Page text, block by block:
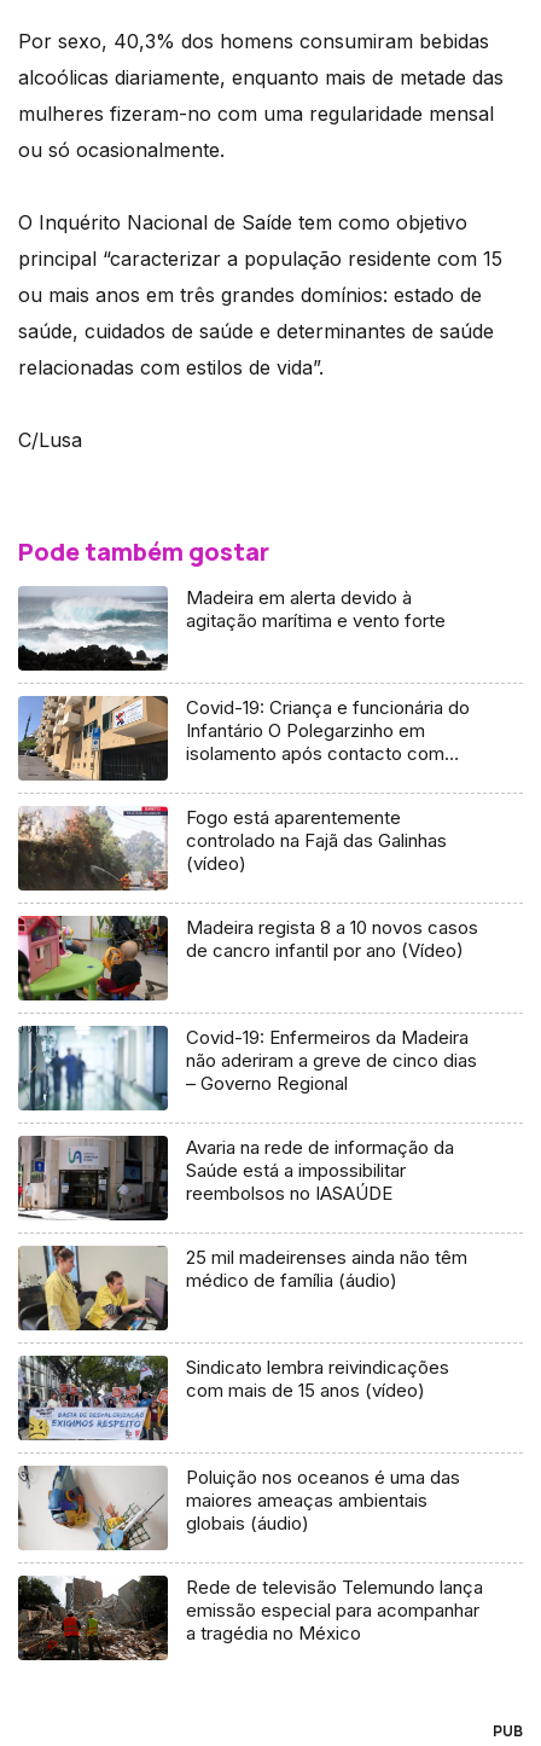
Por sexo, 40,3% dos homens consumiram bebidas
alcoólicas diariamente, enquanto mais de metade das
mulheres fizeram-no com uma regularidade mensal
ou só ocasionalmente.
O Inquérito Nacional de Saíde tem como objetivo
principal “caracterizar a população residente com 15
ou mais anos em três grandes domínios: estado de
saúde, cuidados de saúde e determinantes de saúde
relacionadas com estilos de vida”.
C/Lusa
Pode também gostar
Madeira em alerta devido à
agitação marítima e vento forte
Covid-19: Criança e funcionária do
Infantário O Polegarzinho em
isolamento após contacto com
Fogo está aparentemente
controlado na Fajã das Galinhas
(vídeo)
Madeira regista 8 a 10 novos casos
de cancro infantil por ano (Vídeo)
Covid-19: Enfermeiros da Madeira
não aderiram a greve de cinco dias
– Governo Regional
Avaria na rede de informação da
Saúde está a impossibilitar
reembolsos no IASAÚDE
25 mil madeirenses ainda não têm
médico de família (áudio)
Sindicato lembra reivindicações
com mais de 15 anos (vídeo)
Poluição nos oceanos é uma das
maiores ameaças ambientais
globais (áudio)
Rede de televisão Telemundo lança
emissão especial para acompanhar
a tragédia no México
PUB